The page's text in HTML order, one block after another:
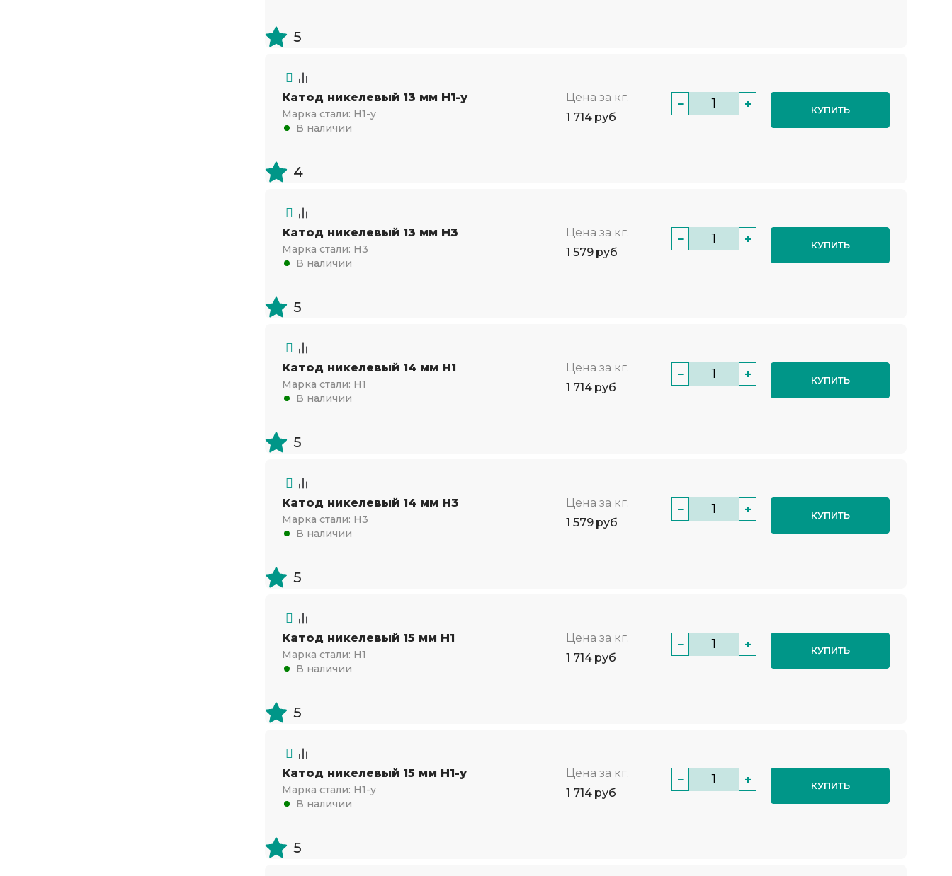
5
Катод никелевый 13 мм Н1-у
Марка стали: Н1-у
В наличии
Цена за кг.
1 714 руб
− + КУПИТЬ
4
Катод никелевый 13 мм Н3
Марка стали: Н3
В наличии
Цена за кг.
1 579 руб
− + КУПИТЬ
5
Катод никелевый 14 мм Н1
Марка стали: Н1
В наличии
Цена за кг.
1 714 руб
− + КУПИТЬ
5
Катод никелевый 14 мм Н3
Марка стали: Н3
В наличии
Цена за кг.
1 579 руб
− + КУПИТЬ
5
Катод никелевый 15 мм Н1
Марка стали: Н1
В наличии
Цена за кг.
1 714 руб
− + КУПИТЬ
5
Катод никелевый 15 мм Н1-у
Марка стали: Н1-у
В наличии
Цена за кг.
1 714 руб
− + КУПИТЬ
5